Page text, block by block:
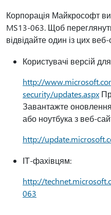
Корпорація Майкрософт
MS13-063. Щоб
відвідайте один із цих
Користувачі версій
http://
security/updates.aspx
Завантажте
або ноутбука з веб-
http://
ІТ-фахівцям:
http://
063